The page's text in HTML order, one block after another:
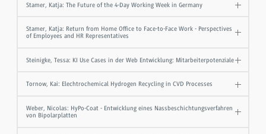
Stamer, Katja: The Future of the 4-Day Working Week in Germany
Stamer, Katja: Return from Home Office to Face-to-Face Work - Perspectives
of Employees and HR Representatives
Steinigke, Tessa: KI Use Cases in der Web Entwicklung: Mitarbeiterpotenziale
Tornow, Kai: Elechtrochemical Hydrogen Recycling in CVD Processes
Weber, Nicolas: HyPo-Coat - Entwicklung eines Nassbeschichtungsverfahren
von Bipolarplatten